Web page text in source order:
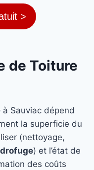
>
de Toiture
à Sauviac dépend
la superficie du
(nettoyage,
) et l’état de
des coûts